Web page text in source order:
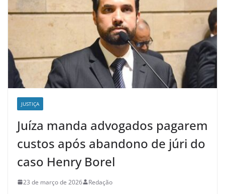
JUSTIÇA
Juíza manda advogados pagarem
custos após abandono de júri do
caso Henry Borel
23 de março de 2026 Redação